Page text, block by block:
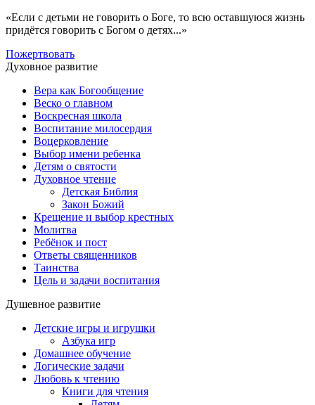
«Если с детьми не говорить о Боге, то всю оставшуюся жизнь
придётся говорить с Богом о детях...»
Пожертвовать
Духовное развитие
Вера как Богообщение
Веско о главном
Воскресная школа
Воспитание милосердия
Воцерковление
Выбор имени ребенка
Детям о святости
Духовное чтение
Детская Библия
Закон Божий
Крещение и выбор крестных
Молитва
Ребёнок и пост
Ответы священников
Таинства
Цель и задачи воспитания
Душевное развитие
Детские игры и игрушки
Азбука игр
Домашнее обучение
Логические задачи
Любовь к чтению
Книги для чтения